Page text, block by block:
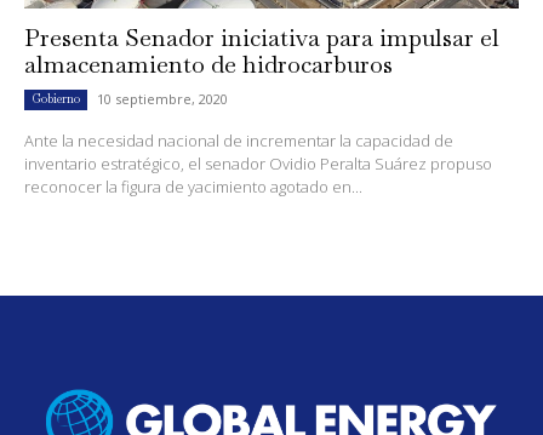
Presenta Senador iniciativa para impulsar el
almacenamiento de hidrocarburos
Gobierno 10 septiembre, 2020
Ante la necesidad nacional de incrementar la capacidad de
inventario estratégico, el senador Ovidio Peralta Suárez propuso
reconocer la figura de yacimiento agotado en...